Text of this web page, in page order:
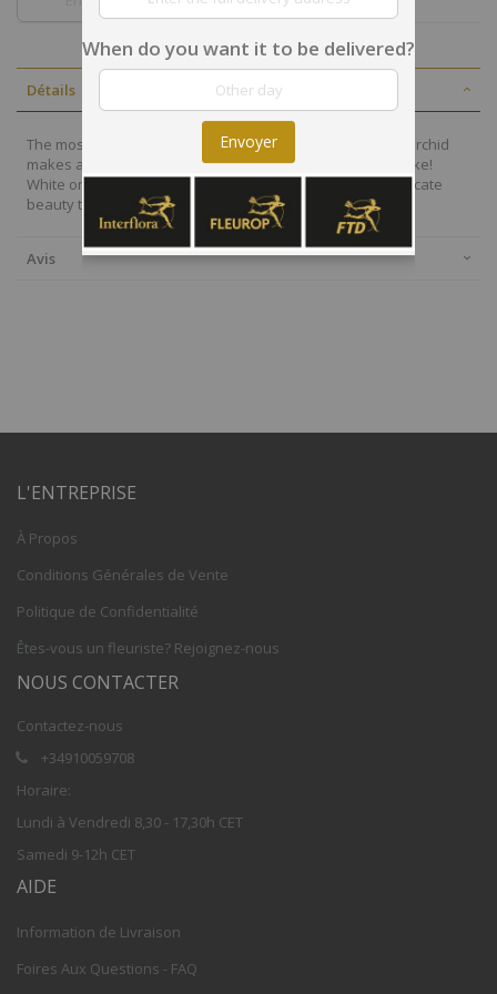
Détails
The most popular variety of this plant, the Phalaenopsis orchid
makes a great gift for plant lovers and plant beginners alike!
White orchids are easy to care for and add a touch of delicate
beauty to any home, office or table.
Avis
L'ENTREPRISE
À Propos
Conditions Générales de Vente
Politique de Confidentialité
Êtes-vous un fleuriste? Rejoignez-nous
NOUS CONTACTER
Contactez-nous
+34910059708
Horaire:
Lundi à Vendredi 8,30 - 17,30h CET
Samedi 9-12h CET
AIDE
Information de Livraison
Foires Aux Questions - FAQ
When do you want it to be delivered?
Envoyer